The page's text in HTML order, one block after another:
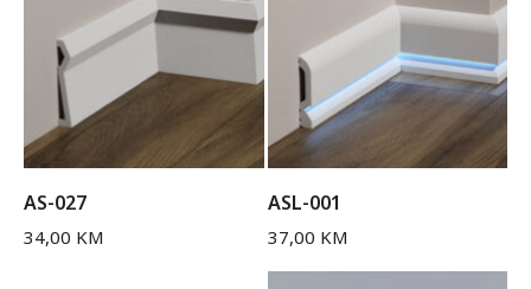
AS-027
34,00 KM
ASL-001
37,00 KM